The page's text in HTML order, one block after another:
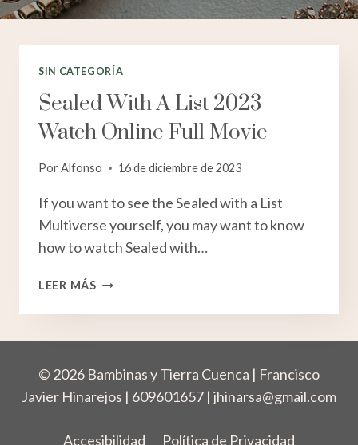
SIN CATEGORÍA
Sealed With A List 2023
Watch Online Full Movie
Por Alfonso 16 de diciembre de 2023
If you want to see the Sealed with a List
Multiverse yourself, you may want to know
how to watch Sealed with…
LEER MÁSSEALED
A
WATCH
ONLINE
© 2026 Bambinas y Tierra Cuenca | Francisco
Javier Hinarejos | 609601657 | jhinarsa@gmail.com
Accesibilidad Política de Privacidad